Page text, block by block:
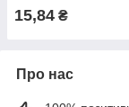
15,84 ₴
Про нас